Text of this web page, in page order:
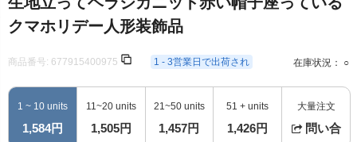
クマホリデー人形装飾品
商品番号: 677915400975 1 - 3営業日で出荷され 在庫状況： ○
1 ~ 10 units
1,584円
11~20 units
1,505円
21~50 units
1,457円
51 + units
1,426円
大量注文
問い合